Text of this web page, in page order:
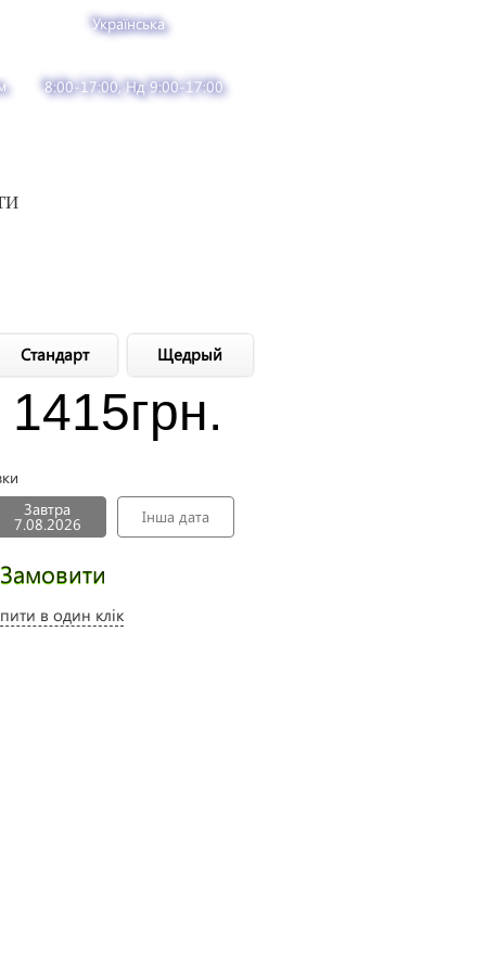
Українська
8:00-17:00, Нд 9:00-17:00
Стандарт Щедрый
1415грн.
Завтра
7.08.2026 Інша дата
Замовити
в один клік